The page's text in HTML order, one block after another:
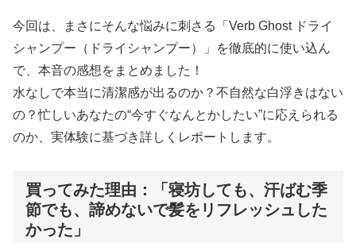
今回は、まさにそんな悩みに刺さる「Verb Ghost ドライ
シャンプー（ドライシャンプー）」を徹底的に使い込ん
で、本音の感想をまとめました！
水なしで本当に清潔感が出るのか？不自然な白浮きはない
の？忙しいあなたの“今すぐなんとかしたい”に応えられる
のか、実体験に基づき詳しくレポートします。
買ってみた理由：「寝坊しても、汗ばむ季
節でも、諦めないで髪をリフレッシュした
かった」